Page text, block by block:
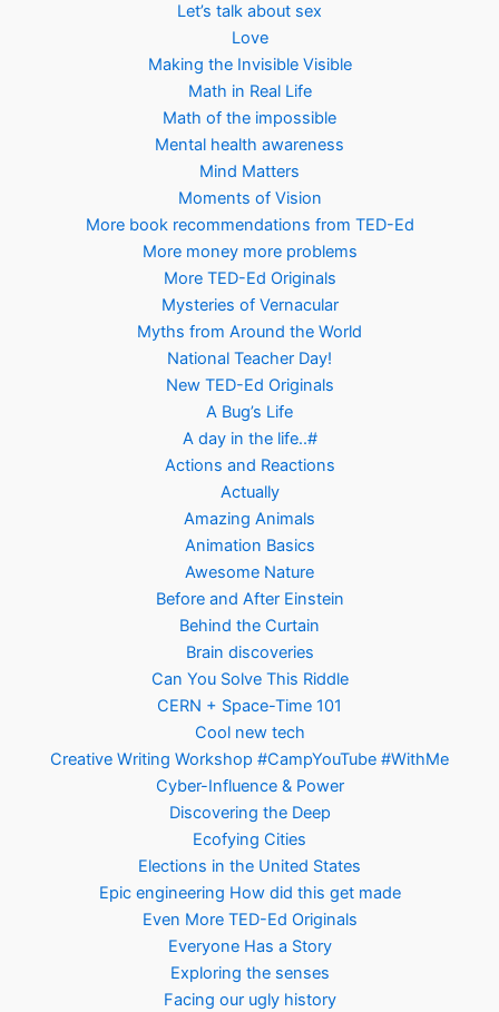
Let’s talk about sex
Love
Making the Invisible Visible
Math in Real Life
Math of the impossible
Mental health awareness
Mind Matters
Moments of Vision
More book recommendations from TED-Ed
More money more problems
More TED-Ed Originals
Mysteries of Vernacular
Myths from Around the World
National Teacher Day!
New TED-Ed Originals
A Bug’s Life
A day in the life..#
Actions and Reactions
Actually
Amazing Animals
Animation Basics
Awesome Nature
Before and After Einstein
Behind the Curtain
Brain discoveries
Can You Solve This Riddle
CERN + Space-Time 101
Cool new tech
Creative Writing Workshop #CampYouTube #WithMe
Cyber-Influence & Power
Discovering the Deep
Ecofying Cities
Elections in the United States
Epic engineering How did this get made
Even More TED-Ed Originals
Everyone Has a Story
Exploring the senses
Facing our ugly history